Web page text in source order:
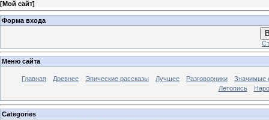
[Мой сайт]
Форма входа
Меню сайта
Главная Древнее Эпические рассказы Лучшее Разговорники
Значимые
Летопись
Categories